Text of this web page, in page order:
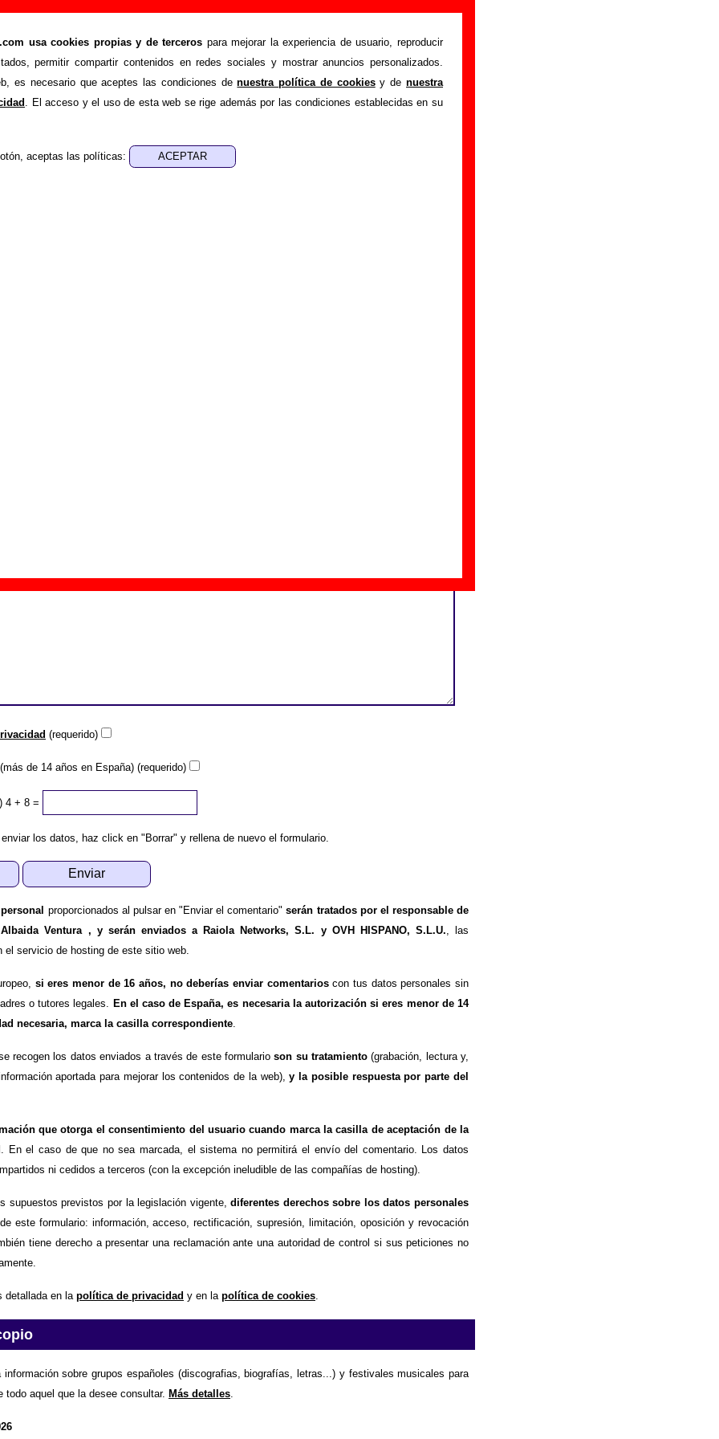
usa cookies propias y de terceros para mejorar la experiencia de usuario, reproducir
permitir compartir contenidos en redes sociales y mostrar anuncios personalizados.
es necesario que aceptes las condiciones denuestra política de cookiesy denuestra
. El acceso y el uso de esta web se rige además por las condiciones establecidas en su
aceptas las políticas:
o corregir información
>Añadir
adicional, puedes enviar nueva información o corregir la existente mediante el
o escribiendo un e-mail a guialven@musicoscopio.com.Gracias por tu
(requerido)
de 14 años en España) (requerido)
4 + 8 =
los datos, haz click en "Borrar" y rellena de nuevo el formulario.
proporcionados al pulsar en "Enviar el comentario"serán tratados por el responsable de
Ventura , y serán enviados a Raiola Networks, S.L. y OVH HISPANO, S.L.U. , las
el servicio de hosting de este sitio web.
si eres menor de 16 años, no deberías enviar comentarioscon tus datos personales sin
o tutores legales.
En el caso de España, es necesaria la autorización si eres menor de 14
necesaria, marca la casilla correspondiente
recogen los datos enviados a través de este formularioson su tratamiento(grabación, lectura y,
aportada para mejorar los contenidos de la web),y la posible respuesta por parte del
que otorga el consentimiento del usuario cuando marca la casilla de aceptación de la
. En el caso de que no sea marcada, el sistema no permitirá el envío del comentario. Los datos
ni cedidos a terceros (con la excepción ineludible de las compañías de hosting).
supuestos previstos por la legislación vigente,diferentes derechos sobre los datos personales
este formulario: información, acceso, rectificación, supresión, limitación, oposición y revocación
tiene derecho a presentar una reclamación ante una autoridad de control si sus peticiones no
detallada en la política de privacidad y en la política de cookies
información sobre grupos españoles (discografias, biografías, letras...) y festivales musicales para
todo aquel que la desee consultar. Más detalles.